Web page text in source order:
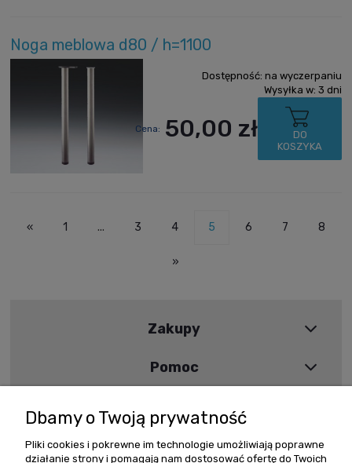
Noga meblowa d80 / h=1100
Dostępność: na wyczerpaniu
Wysyłka w: 3 dni
Cena: 50,00 zł
DO
KOSZYKA
« 1 ... 3 4 5 6 7 8
»
Zakupy
Pomoc
Informacje
Dbamy o Twoją prywatność
Pliki cookies i pokrewne im technologie umożliwiają poprawne
działanie strony i pomagają nam dostosować ofertę do Twoich